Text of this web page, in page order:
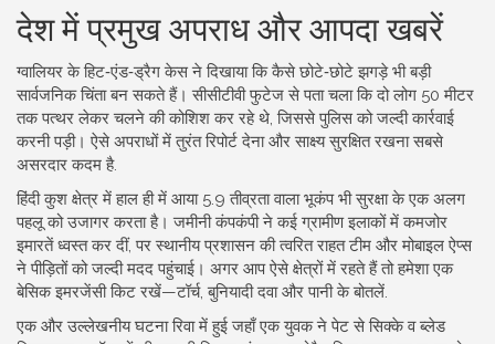
देश में प्रमुख अपराध और आपदा खबरें
ग्वालियर के हिट‑एंड‑ड्रैग केस ने दिखाया कि कैसे छोटे‑छोटे झगड़े भी बड़ी
सार्वजनिक चिंता बन सकते हैं। सीसीटीवी फुटेज से पता चला कि दो लोग 50 मीटर
तक पत्थर लेकर चलने की कोशिश कर रहे थे, जिससे पुलिस को जल्दी कार्रवाई
करनी पड़ी। ऐसे अपराधों में तुरंत रिपोर्ट देना और साक्ष्य सुरक्षित रखना सबसे
असरदार कदम है.
हिंदी कुश क्षेत्र में हाल ही में आया 5.9 तीव्रता वाला भूकंप भी सुरक्षा के एक अलग
पहलू को उजागर करता है। जमीनी कंपकंपी ने कई ग्रामीण इलाकों में कमजोर
इमारतें ध्वस्त कर दीं, पर स्थानीय प्रशासन की त्वरित राहत टीम और मोबाइल ऐप्स
ने पीड़ितों को जल्दी मदद पहुंचाई। अगर आप ऐसे क्षेत्रों में रहते हैं तो हमेशा एक
बेसिक इमरजेंसी किट रखें—टॉर्च, बुनियादी दवा और पानी के बोतलें.
एक और उल्लेखनीय घटना रिवा में हुई जहाँ एक युवक ने पेट से सिक्के व ब्लेड